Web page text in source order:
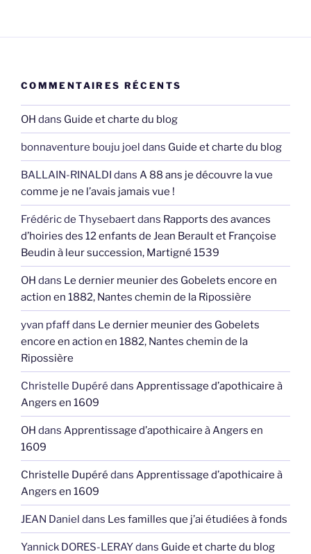
COMMENTAIRES RÉCENTS
OH dans Guide et charte du blog
bonnaventure bouju joel dans Guide et charte du blog
BALLAIN-RINALDI dans A 88 ans je découvre la vue
comme je ne l’avais jamais vue !
Frédéric de Thysebaertdans Rapports des avances
d’hoiries des 12 enfants de Jean Berault et Françoise
Beudin à leur succession, Martigné 1539
OH dans Le dernier meunier des Gobelets encore en
action en 1882, Nantes chemin de la Ripossière
yvan pfaffdans Le dernier meunier des Gobelets
encore en action en 1882, Nantes chemin de la
Ripossière
Christelle Dupéré dans Apprentissage d’apothicaire à
Angers en 1609
OH dans Apprentissage d’apothicaire à Angers en
1609
Christelle Dupéré dans Apprentissage d’apothicaire à
Angers en 1609
JEAN Daniel dans Les familles que j’ai étudiées à fonds
Yannick DORES-LERAYdans Guide et charte du blog